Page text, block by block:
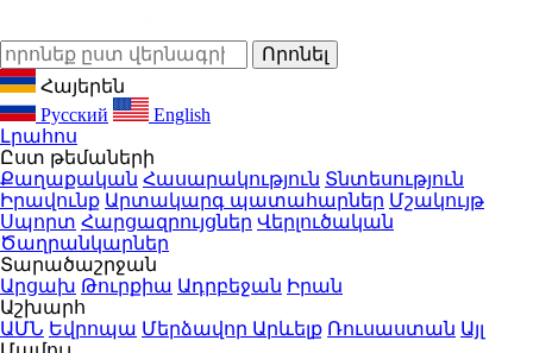
Հայերեն
Русский
English
Լրահոս
Ըստ թեմաների
Քաղաքական Հասարակություն Տնտեսություն
Իրավունք Արտակարգ պատահարներ Մշակույթ
Սպորտ Հարցազրույցներ Վերլուծական
Ծաղրանկարներ
Տարածաշրջան
Արցախ Թուրքիա Ադրբեջան Իրան
Աշխարհ
ԱՄՆ Եվրոպա Մերձավոր Արևելք Ռուսաստան Այլ